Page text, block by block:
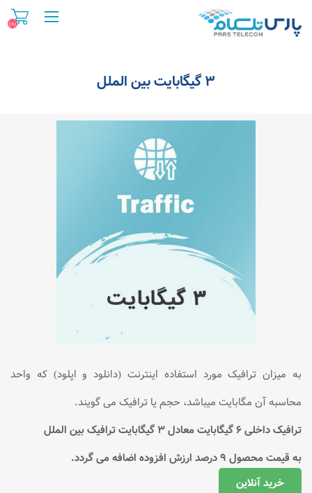
(0)
۳ گیگابایت بین الملل
به میزان ترافیک مورد استفاده اینترنت (دانلود و اپلود) که واحد
محاسبه آن مگابایت میباشد، حجم یا ترافیک می گویند.
ترافیک داخلی 6 گیگابایت معادل 3 گیگابایت ترافیک بین الملل
به قیمت محصول 9 درصد ارزش افزوده اضافه می گردد.
خرید آنلاین